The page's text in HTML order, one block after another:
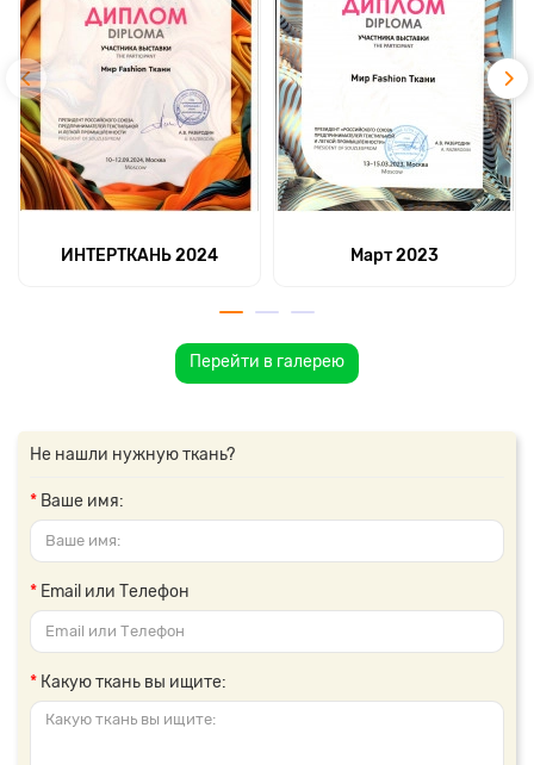
ИНТЕРТКАНЬ 2024 Март 2023
Перейти в галерею
Не нашли нужную ткань?
Ваше имя:
Email или Телефон
Какую ткань вы ищите: